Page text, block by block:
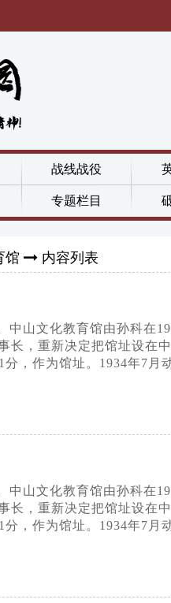
战线战役
专题栏目
馆 内容列表
中山文化教育馆由孙科在
长，重新决定把馆址设在
，作为馆址。1934年7
中山文化教育馆由孙科在
长，重新决定把馆址设在
，作为馆址。1934年7